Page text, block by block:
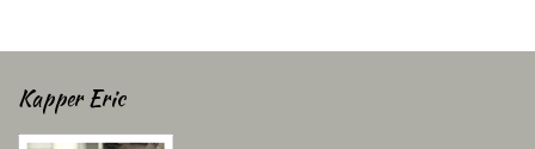
Kapper Eric